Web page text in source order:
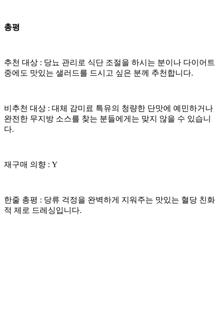
총평
​추천 대상 : 당뇨 관리로 식단 조절을 하시는 분이나 다이어트
중에도 맛있는 샐러드를 드시고 싶은 분께 추천합니다.
​비추천 대상 : 대체 감미료 특유의 청량한 단맛에 예민하거나
완전한 무지방 소스를 찾는 분들에게는 맞지 않을 수 있습니
다.
​재구매 의향 : Y
​한줄 총평 : 당류 걱정을 완벽하게 지워주는 맛있는 혈당 친화
적 제로 드레싱입니다.